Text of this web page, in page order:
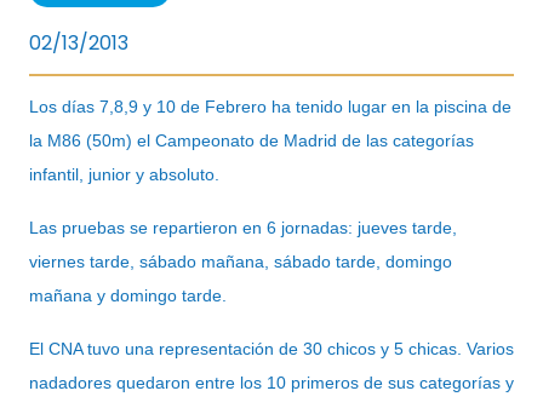
02/13/2013
Los días 7,8,9 y 10 de Febrero ha tenido lugar en la piscina de
la M86 (50m) el Campeonato de Madrid de las categorías
infantil, junior y absoluto.
Las pruebas se repartieron en 6 jornadas: jueves tarde,
viernes tarde, sábado mañana, sábado tarde, domingo
mañana y domingo tarde.
El CNA tuvo una representación de 30 chicos y 5 chicas. Varios
nadadores quedaron entre los 10 primeros de sus categorías y